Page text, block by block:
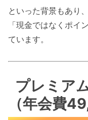
といった背景もあり、
「現金ではなくポイ
ています。
プレミア
（年会費